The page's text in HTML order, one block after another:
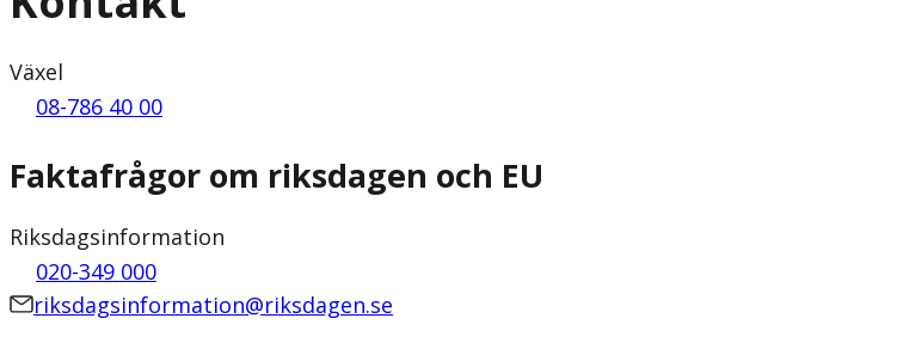
Växel
08-786 40 00
Faktafrågor om riksdagen och EU
Riksdagsinformation
020-349 000
riksdagsinformation@riksdagen.se